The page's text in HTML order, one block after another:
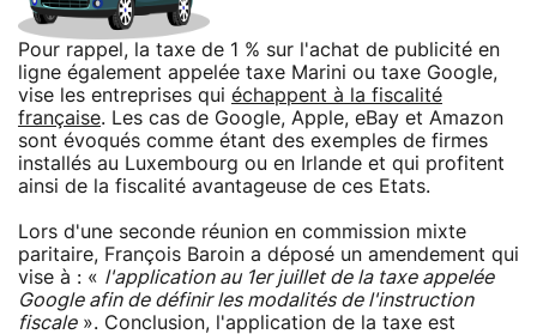
Pour rappel, la taxe de 1 % sur l'achat de publicité en
ligne également appelée taxe Marini ou taxe Google,
vise les entreprises qui échappent à la fiscalité
française. Les cas de Google, Apple, eBay et Amazon
sont évoqués comme étant des exemples de firmes
installés au Luxembourg ou en Irlande et qui profitent
ainsi de la fiscalité avantageuse de ces Etats.
Lors d'une seconde réunion en commission mixte
paritaire, François Baroin a déposé un amendement qui
vise à : « l'application au 1er juillet de la taxe appelée
Google afin de définir les modalités de l'instruction
fiscale». Conclusion, l'application de la taxe est